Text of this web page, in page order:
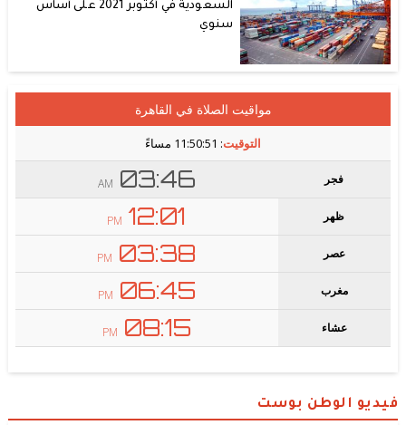
السعودية في أكتوبر 2021 على أساس
سنوي
فيديو الوطن بوست